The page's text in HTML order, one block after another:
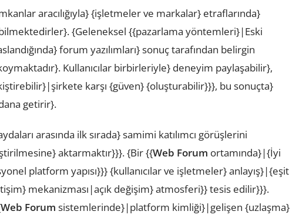
aracılığıyla} {işletmeler ve markalar} etraflarında}
{Geleneksel {{pazarlama yöntemleri}|Eski
forum yazılımları} sonuç tarafından belirgin
Kullanıcılar birbirleriyle} deneyim paylaşabilir},
karşı {güven} {oluşturabilir}}}, bu sonuçta}
getirir}.
arasında ilk sırada} samimi katılımcı görüşlerini
aktarmaktır}}}. {Bir {{Web Forum ortamında}|{İyi
platform yapısı}}} {kullanıcılar ve işletmeler} anlayış}|{eşit
mekanizması|açık değişim} atmosferi}} tesis edilir}}}.
Web Forum sistemlerinde}|platform kimliği}|gelişen {uzlaşma}